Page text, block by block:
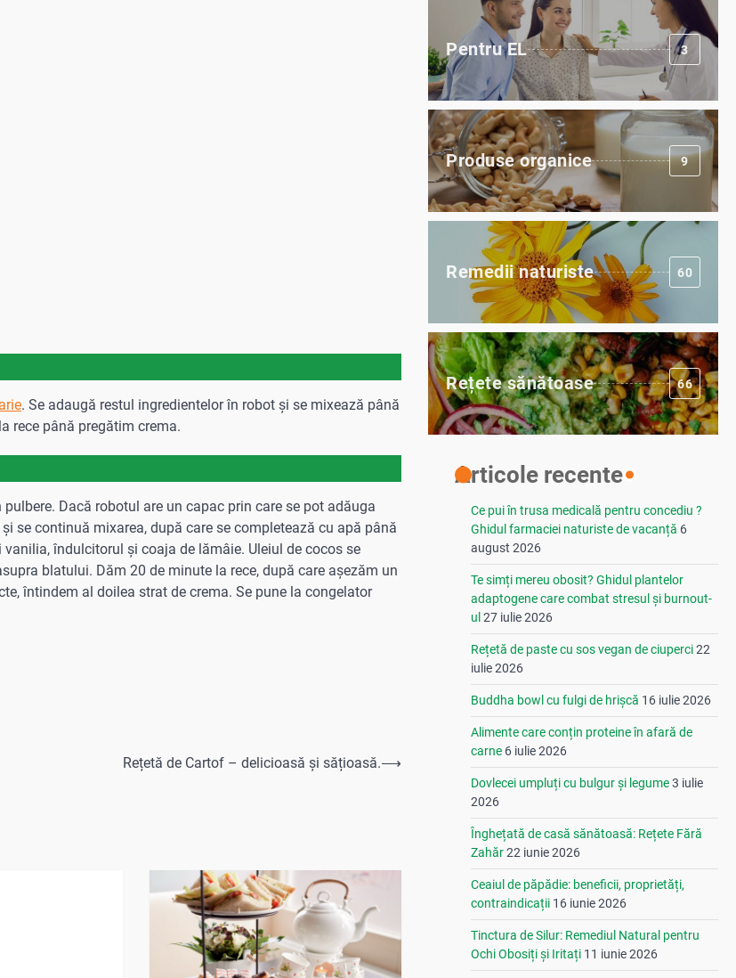
. Se adaugă restul ingredientelor în robot și se mixează până
rece până pregătim crema.
Dacă robotul are un capac prin care se pot adăuga
se continuă mixarea, după care se completează cu apă până
îndulcitorul și coaja de lămâie. Uleiul de cocos se
blatului. Dăm 20 de minute la rece, după care așezăm un
întindem al doilea strat de crema. Se pune la congelator
Rețetă de Cartof – delicioasă și sățioasă.⟶
Pentru EL 3
Produse organice 9
Remedii naturiste 60
Rețete sănătoase 66
Articole recente
Ce pui în trusa medicală pentru concediu ?
Ghidul farmaciei naturiste de vacanță 6
august 2026
Te simți mereu obosit? Ghidul plantelor
adaptogene care combat stresul și burnout-
ul 27 iulie 2026
Rețetă de paste cu sos vegan de ciuperci22
iulie 2026
Buddha bowl cu fulgi de hrișcă 16 iulie 2026
Alimente care conțin proteine în afară de
carne 6 iulie 2026
Dovlecei umpluți cu bulgur și legume3 iulie
2026
Înghețată de casă sănătoasă: Rețete Fără
Zahăr22 iunie 2026
Ceaiul de păpădie: beneficii, proprietăți,
contraindicații 16 iunie 2026
Tinctura de Silur: Remediul Natural pentru
Ochi Obosiți și Iritați 11 iunie 2026